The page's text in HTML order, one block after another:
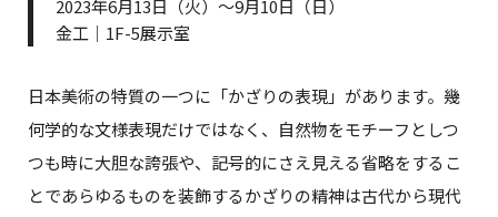
2023年6月13日（火）～9月10日（日）
金工｜1F-5展示室
日本美術の特質の一つに「かざりの表現」があります。幾
何学的な文様表現だけではなく、自然物をモチーフとしつ
つも時に大胆な誇張や、記号的にさえ見える省略をするこ
とであらゆるものを装飾するかざりの精神は古代から現代